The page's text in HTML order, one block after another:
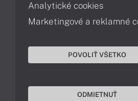
Kontakty
043 4224 771
Analytické cookies
Marketingové a reklamné
POVOLIŤ VŠETKO
ODMIETNUŤ